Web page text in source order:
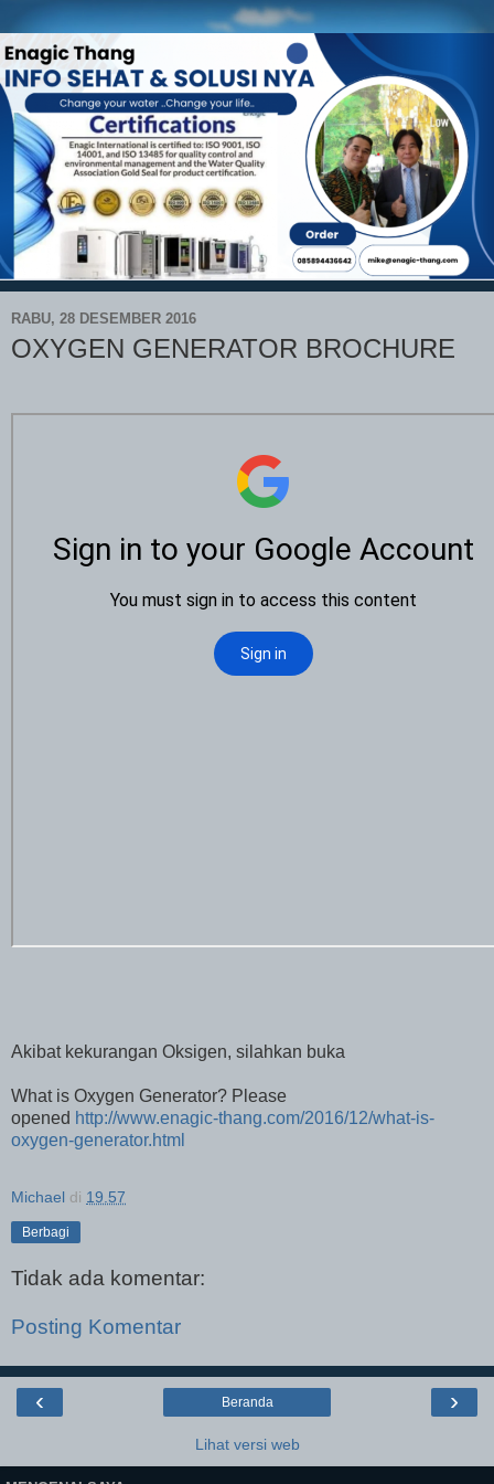
RABU, 28 DESEMBER 2016
OXYGEN GENERATOR BROCHURE
Akibat kekurangan Oksigen, silahkan buka
What is Oxygen Generator? Please
opened http://www.enagic-thang.com/2016/12/what-is-
oxygen-generator.html
Michael di 19.57
Berbagi
Tidak ada komentar:
Posting Komentar
‹ ›
Beranda
Lihat versi web